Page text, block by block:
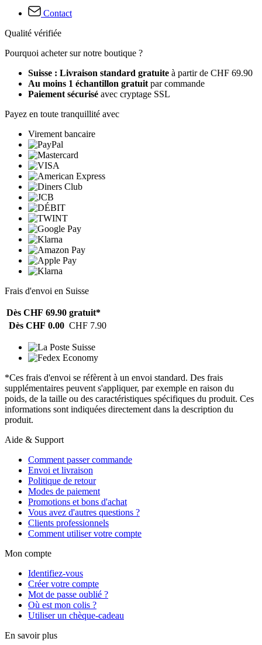
Contact
Qualité vérifiée
Pourquoi acheter sur notre boutique ?
Suisse : Livraison standard gratuite à partir de CHF 69.90
Au moins 1 échantillon gratuit par commande
Paiement sécurisé avec cryptage SSL
Payez en toute tranquillité avec
Virement bancaire
Frais d'envoi en Suisse
Dès CHF 69.90 gratuit*
Dès CHF 0.00 CHF 7.90
*Ces frais d'envoi se réfèrent à un envoi standard. Des frais
supplémentaires peuvent s'appliquer, par exemple en raison du
poids, de la taille ou des caractéristiques spécifiques du produit. Ces
informations sont indiquées directement dans la description du
produit.
Aide & Support
Comment passer commande
Envoi et livraison
Politique de retour
Modes de paiement
Promotions et bons d'achat
Vous avez d'autres questions ?
Clients professionnels
Comment utiliser votre compte
Mon compte
Identifiez-vous
Créer votre compte
Mot de passe oublié ?
Où est mon colis ?
Utiliser un chèque-cadeau
En savoir plus